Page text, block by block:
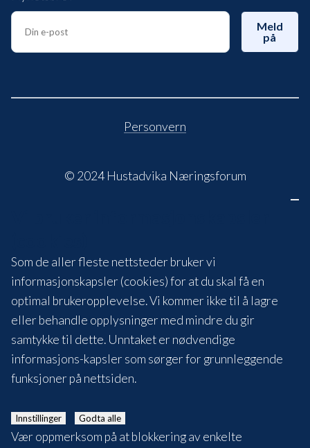
Meld
på
Personvern
© 2024 Hustadvika Næringsforum
Som de aller fleste nettsteder bruker vi
informasjonskapsler (cookies) for at du skal få en
optimal brukeropplevelse. Vi kommer ikke til å lagre
eller behandle opplysninger med mindre du gir
samtykke til dette. Unntaket er nødvendige
informasjons-kapsler som sørger for grunnleggende
funksjoner på nettsiden.
Innstillinger Godta alle
Vær oppmerksom på at blokkering av enkelte